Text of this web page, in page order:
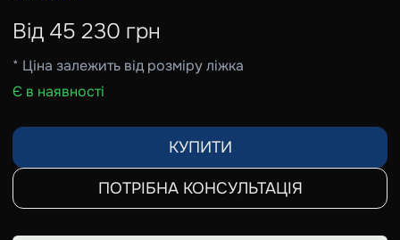
Від 45 230 грн
* Ціна залежить від розміру ліжка
Є в наявності
КУПИТИ
ПОТРІБНА КОНСУЛЬТАЦІЯ